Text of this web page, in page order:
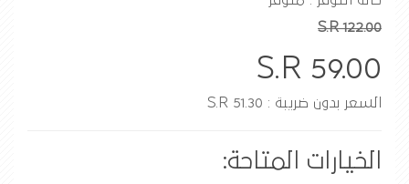
S.R 122.00
S.R 59.00
السعر بدون ضريبة : S.R 51.30
الخيارات المتاحة: